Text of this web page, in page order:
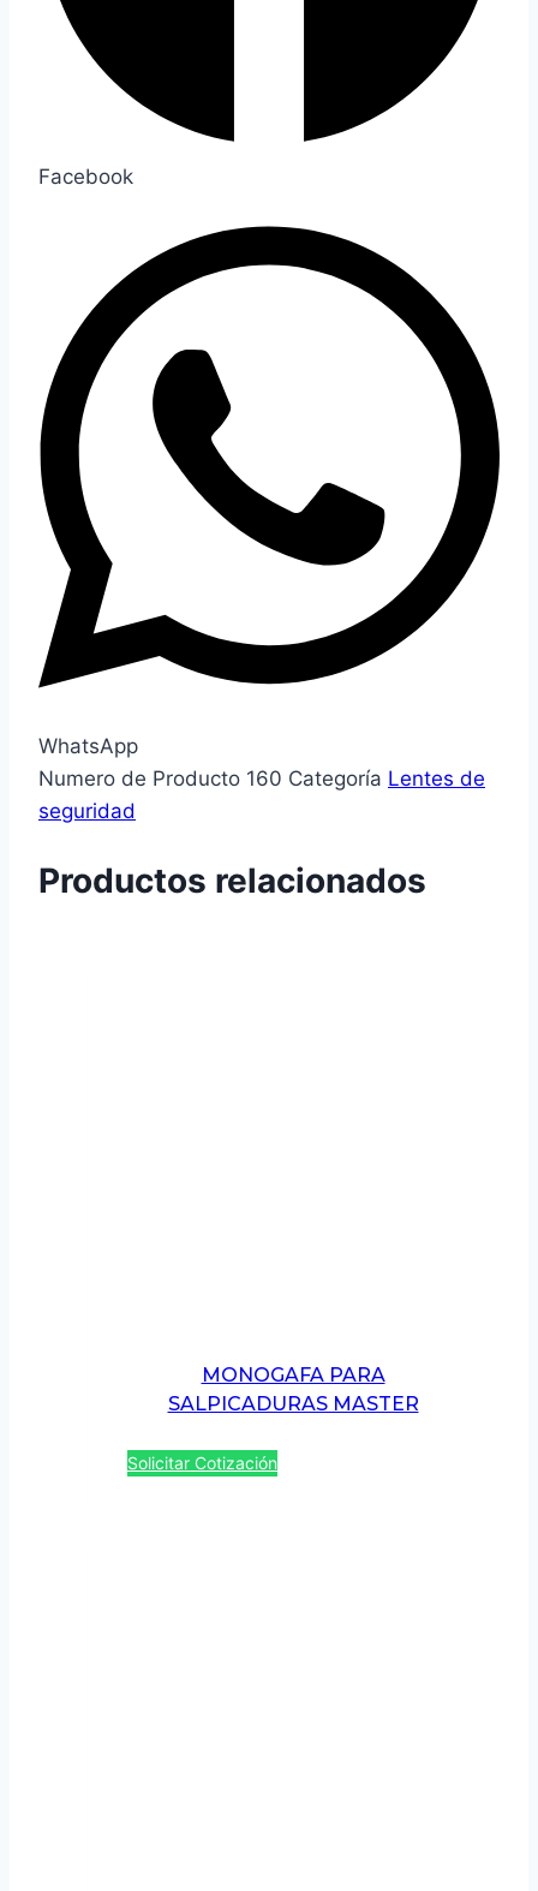
Facebook
WhatsApp
Numero de Producto 160 Categoría Lentes de
seguridad
Productos relacionados
MONOGAFA PARA
SALPICADURAS MASTER
Solicitar Cotización